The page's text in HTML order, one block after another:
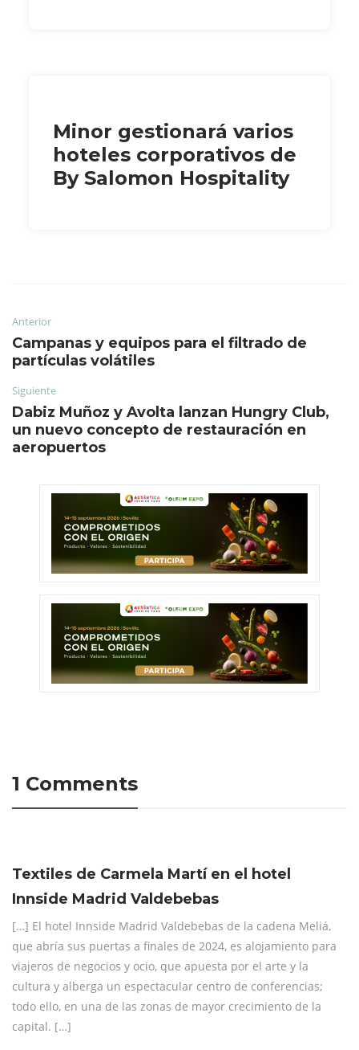
Minor gestionará varios
hoteles corporativos de
By Salomon Hospitality
Anterior
Campanas y equipos para el filtrado de
partículas volátiles
Siguiente
Dabiz Muñoz y Avolta lanzan Hungry Club,
un nuevo concepto de restauración en
aeropuertos
1 Comments
Textiles de Carmela Martí en el hotel
Innside Madrid Valdebebas
[…] El hotel Innside Madrid Valdebebas de la cadena Meliá,
que abría sus puertas a finales de 2024, es alojamiento para
viajeros de negocios y ocio, que apuesta por el arte y la
cultura y alberga un espectacular centro de conferencias;
todo ello, en una de las zonas de mayor crecimiento de la
capital. […]